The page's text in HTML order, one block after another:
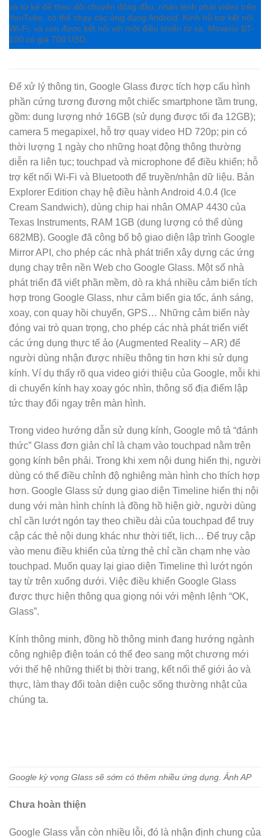
và từ kế để theo dõi chuyển động đầu, nhận lệnh phát video trên
YouTube, có thể chạy các ứng dụng Android. Kính hỗ trợ kết nối
Wi-Fi, và còn được kết nối với một điều khiển từ xa. Moverio BT-
100 có giá 700 USD.
Để xử lý thông tin, Google Glass được tích hợp cấu hình
phần cứng tương đương một chiếc smartphone tầm trung,
gồm: dung lượng nhớ 16GB (sử dụng được tối đa 12GB);
camera 5 megapixel, hỗ trợ quay video HD 720p; pin có
thời lượng 1 ngày cho những hoạt động thông thường
diễn ra liên tục; touchpad và microphone để điều khiển; hỗ
trợ kết nối Wi-Fi và Bluetooth để truyền/nhận dữ liệu. Bản
Explorer Edition chạy hệ điều hành Android 4.0.4 (Ice
Cream Sandwich), dùng chip hai nhân OMAP 4430 của
Texas Instruments, RAM 1GB (dung lượng có thể dùng
682MB). Google đã công bố bộ giao diện lập trình Google
Mirror API, cho phép các nhà phát triển xây dựng các ứng
dụng chạy trên nền Web cho Google Glass. Một số nhà
phát triển đã viết phần mềm, dò ra khá nhiều cảm biến tích
hợp trong Google Glass, như cảm biến gia tốc, ánh sáng,
xoay, con quay hồi chuyển, GPS… Những cảm biến này
đóng vai trò quan trọng, cho phép các nhà phát triển viết
các ứng dụng thực tế ảo (Augmented Reality – AR) để
người dùng nhận được nhiều thông tin hơn khi sử dụng
kính. Ví dụ thấy rõ qua video giới thiệu của Google, mỗi khi
di chuyển kính hay xoay góc nhìn, thông số địa điểm lập
tức thay đổi ngay trên màn hình.
Trong video hướng dẫn sử dụng kính, Google mô tả “đánh
thức” Glass đơn giản chỉ là chạm vào touchpad nằm trên
gọng kính bên phải. Trong khi xem nội dung hiển thị, người
dùng có thể điều chỉnh độ nghiêng màn hình cho thích hợp
hơn. Google Glass sử dụng giao diện Timeline hiển thị nội
dung với màn hình chính là đồng hồ hiện giờ, người dùng
chỉ cần lướt ngón tay theo chiều dài của touchpad để truy
cập các thẻ nội dung khác như thời tiết, lịch… Để truy cập
vào menu điều khiển của từng thẻ chỉ cần chạm nhẹ vào
touchpad. Muốn quay lại giao diện Timeline thì lướt ngón
tay từ trên xuống dưới. Việc điều khiển Google Glass
được thực hiện thông qua giọng nói với mệnh lệnh “OK,
Glass”.
Kính thông minh, đồng hồ thông minh đang hướng ngành
công nghiệp điện toán có thể đeo sang một chương mới
với thế hệ những thiết bị thời trang, kết nối thế giới ảo và
thực, làm thay đổi toàn diện cuộc sống thường nhật của
chúng ta.
Google kỳ vọng Glass sẽ sớm có thêm nhiều ứng dụng. Ảnh AP
Chưa hoàn thiện
Google Glass vẫn còn nhiều lỗi, đó là nhận định chung của